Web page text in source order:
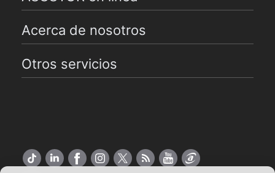
Acerca de nosotros
Otros servicios